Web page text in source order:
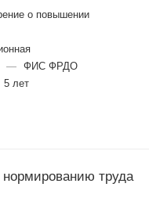
о повышении
— ФИС ФРДО
5 лет
труда